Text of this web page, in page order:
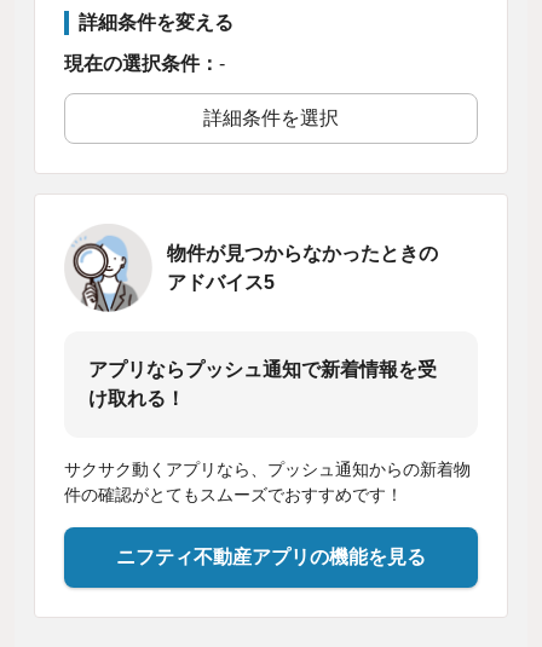
詳細条件を変える
現在の選択条件： -
詳細条件を選択
物件が見つからなかったときの
アドバイス5
アプリならプッシュ通知で新着情報を受
け取れる！
サクサク動くアプリなら、プッシュ通知からの新着物
件の確認がとてもスムーズでおすすめです！
ニフティ不動産アプリの機能を見る